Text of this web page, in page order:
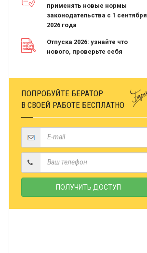
применять новые нормы
законодательства с 1 сентября
2026 года
Отпуска 2026: узнайте что
нового, проверьте себя
ПОПРОБУЙТЕ БЕРАТОР
В СВОЕЙ РАБОТЕ БЕСПЛАТНО